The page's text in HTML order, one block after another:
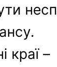
краї –